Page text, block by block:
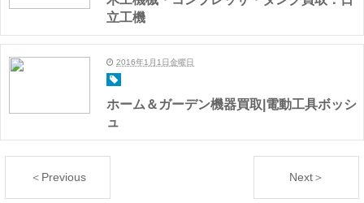
立工機
2016年1月1日金曜日
ホーム＆ガーデン機器買取|電動工具ボッシ
ュ
＜Previous Next＞